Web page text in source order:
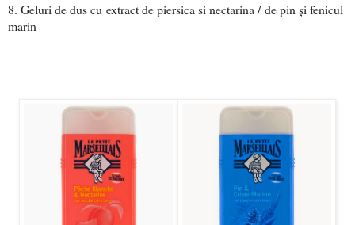
8. Geluri de dus cu extract de piersica si nectarina /de pin și fenicul
marin